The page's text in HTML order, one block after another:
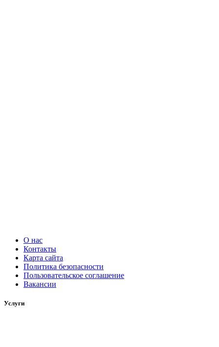
О нас
Контакты
Карта сайта
Политика безопасности
Пользовательское соглашение
Вакансии
Услуги